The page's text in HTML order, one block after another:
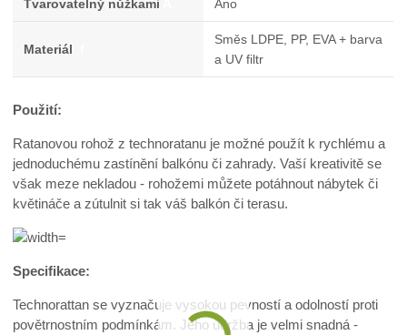
Tvarovatelný nůžkami Ano
Materiál
Směs LDPE, PP, EVA + barva
a UV filtr
Použití:
Ratanovou rohož z technoratanu je možné použít k rychlému a
jednoduchému zastínění balkónu či zahrady. Vaší kreativitě se
však meze nekladou - rohožemi můžete potáhnout nábytek či
květináče a zútulnit si tak váš balkón či terasu.
Specifikace:
Technorattan se vyznačuje vysokou pevností a odolností proti
povětrnostním podmínkám. Jeho údržba je velmi snadná -